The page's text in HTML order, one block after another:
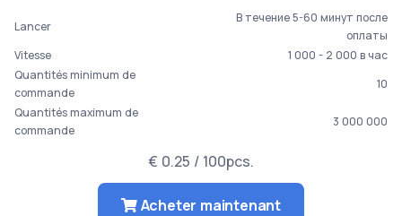
Lancer
В течение 5-60 минут после
оплаты
Vitesse
1 000 - 2 000 в час
Quantités minimum de
commande
10
Quantités maximum de
commande
3 000 000
€ 0.25 / 100pcs.
Acheter maintenant